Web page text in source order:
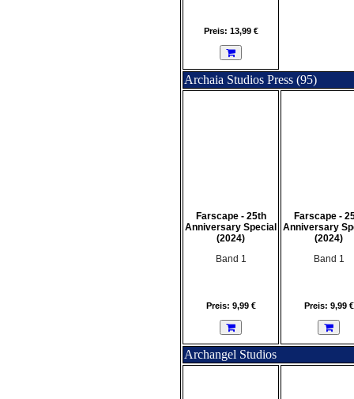
Preis: 13,99 €
Archaia Studios Press (95)
Farscape - 25th
Anniversary Special
(2024)
Band 1
Preis: 9,99 €
Farscape -
Anniversary
(2024)
Band 1
Preis: 9,99 €
Archangel Studios